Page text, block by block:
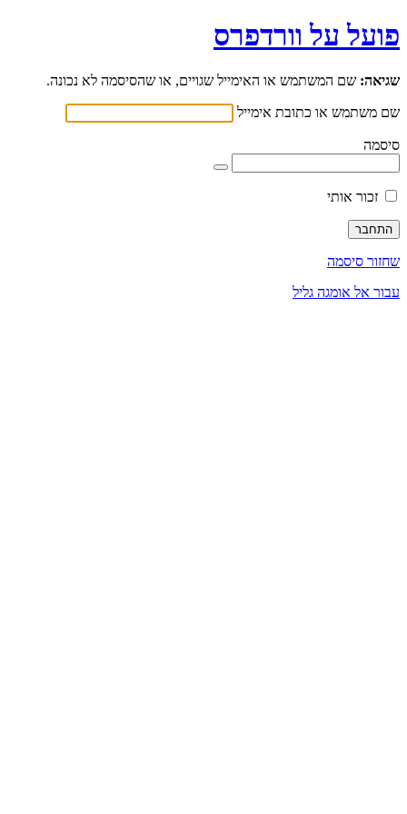
פועל על וורדפרס
שגיאה: שם המשתמש או האימייל שגויים, או שהסיסמה לא נכונה.
שם משתמש או כתובת אימייל
סיסמה
זכור אותי
שחזור סיסמה
עבור אל אומגה גליל